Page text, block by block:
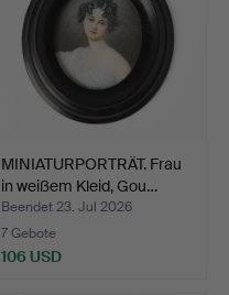
MINIATURPORTRÄT. Frau
in weißem Kleid, Gou…
Beendet 23. Jul 2026
7 Gebote
106 USD